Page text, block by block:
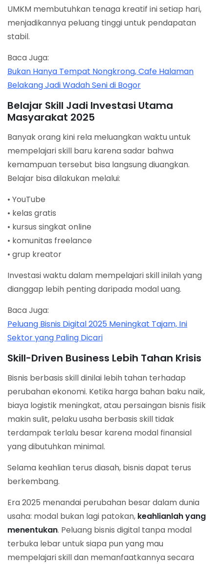
UMKM membutuhkan tenaga kreatif ini setiap hari,
menjadikannya peluang tinggi untuk pendapatan
stabil.
Baca Juga:
Bukan Hanya Tempat Nongkrong, Cafe Halaman
Belakang Jadi Wadah Seni di Bogor
Belajar Skill Jadi Investasi Utama
Masyarakat 2025
Banyak orang kini rela meluangkan waktu untuk
mempelajari skill baru karena sadar bahwa
kemampuan tersebut bisa langsung diuangkan.
Belajar bisa dilakukan melalui:
• YouTube
• kelas gratis
• kursus singkat online
• komunitas freelance
• grup kreator
Investasi waktu dalam mempelajari skill inilah yang
dianggap lebih penting daripada modal uang.
Baca Juga:
Peluang Bisnis Digital 2025 Meningkat Tajam, Ini
Sektor yang Paling Dicari
Skill-Driven Business Lebih Tahan Krisis
Bisnis berbasis skill dinilai lebih tahan terhadap
perubahan ekonomi. Ketika harga bahan baku naik,
biaya logistik meningkat, atau persaingan bisnis fisik
makin sulit, pelaku usaha berbasis skill tidak
terdampak terlalu besar karena modal finansial
yang dibutuhkan minimal.
Selama keahlian terus diasah, bisnis dapat terus
berkembang.
Era 2025 menandai perubahan besar dalam dunia
usaha: modal bukan lagi patokan, keahlianlah yang
menentukan. Peluang bisnis digital tanpa modal
terbuka lebar untuk siapa pun yang mau
mempelajari skill dan memanfaatkannya secara